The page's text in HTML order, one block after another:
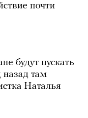
почти
будут пускать
назад там
Наталья